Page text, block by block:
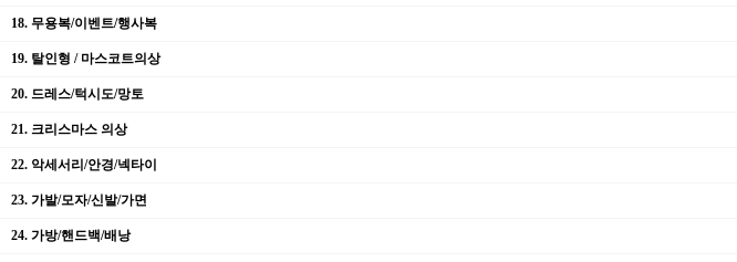
18. 무용복/이벤트/행사복
19. 탈인형 / 마스코트의상
20. 드레스/턱시도/망토
21. 크리스마스 의상
22. 악세서리/안경/넥타이
23. 가발/모자/신발/가면
24. 가방/핸드백/배낭